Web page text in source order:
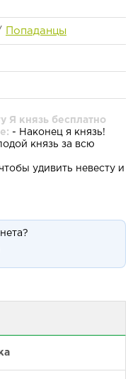
Попаданцы
Я князь бесплатно
- Наконец я князь!
князь за всю
удивить невесту и